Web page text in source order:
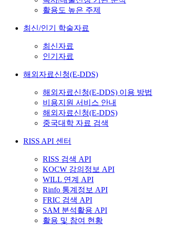
활용도 높은 주제
최신/인기 학술자료
최신자료
인기자료
해외자료신청(E-DDS)
해외자료신청(E-DDS) 이용 방법
비용지원 서비스 안내
해외자료신청(E-DDS)
중국대학 자료 검색
RISS API 센터
RISS 검색 API
KOCW 강의정보 API
WILL 연계 API
Rinfo 통계정보 API
FRIC 검색 API
SAM 분석활용 API
활용 및 참여 현황